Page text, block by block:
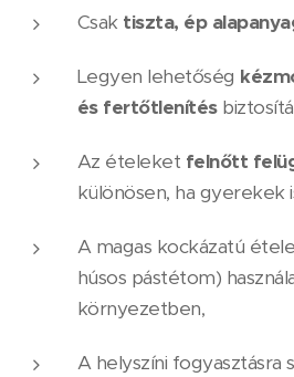
Csak tiszta, ép
Legyen lehetőség
és fertőtlenítés
Az ételeket felnőtt
különösen, ha gyerekek
A magas kockázatú
húsos pástétom)
környezetben,
A helyszíni fogyasztásra